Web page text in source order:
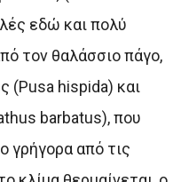
εδώ και πολύ
τον θαλάσσιο πάγο,
(Pusa hispida) και
barbatus), που
γρήγορα από τις